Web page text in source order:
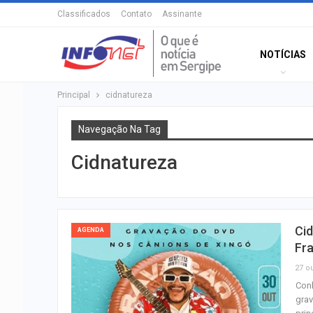
Classificados Contato Assinante
NOTÍCIAS
Principal cidnatureza
Navegação Na Tag
Cidnatureza
AGENDA
27